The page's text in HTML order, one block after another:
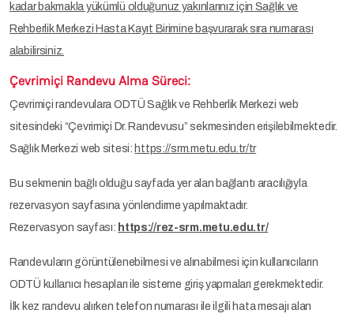
kadar bakmakla yükümlü olduğunuz yakınlarınız için Sağlık ve
Rehberlik Merkezi Hasta Kayıt Birimine başvurarak sıra numarası
alabilirsiniz.
Çevrimiçi Randevu Alma Süreci:
Çevrimiçi randevulara ODTÜ Sağlık ve Rehberlik Merkezi web
sitesindeki “Çevrimiçi Dr. Randevusu” sekmesinden erişilebilmektedir.
Sağlık Merkezi web sitesi: https://srm.metu.edu.tr/tr
Bu sekmenin bağlı olduğu sayfada yer alan bağlantı aracılığıyla
rezervasyon sayfasına yönlendirme yapılmaktadır.
Rezervasyon sayfası: https://rez-srm.metu.edu.tr/
Randevuların görüntülenebilmesi ve alınabilmesi için kullanıcıların
ODTÜ kullanıcı hesapları ile sisteme giriş yapmaları gerekmektedir.
İlk kez randevu alırken telefon numarası ile ilgili hata mesajı alan